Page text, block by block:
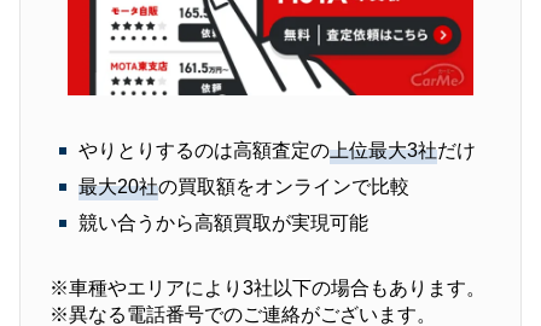
やりとりするのは高額査定の上位最大3社だけ
最大20社の買取額をオンラインで比較
競い合うから高額買取が実現可能
※⾞種やエリアにより3社以下の場合もあります。
※異なる電話番号でのご連絡がございます。